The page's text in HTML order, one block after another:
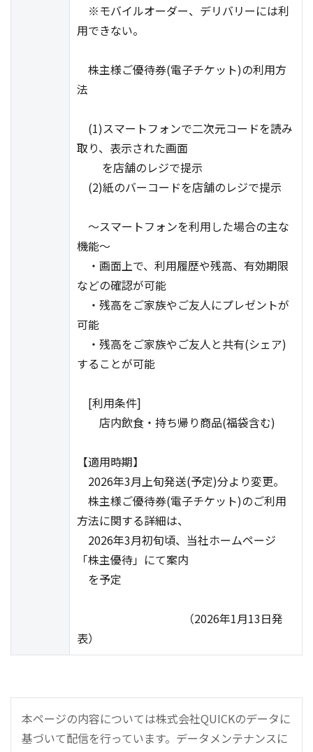
※モバイルオーダー、デリバリーには利
用できない。
株主様ご優待券(電子チケット)の利用方
法
(1)スマートフォンで二次元コードを読み
取り、表示された画面
を店舗のレジで提示
(2)紙のバーコードを店舗のレジで提示
～スマートフォンを利用した場合の主な
機能～
・画面上で、利用履歴や残高、有効期限
などの確認が可能
・残高をご家族やご友人にプレゼントが
可能
・残高をご家族やご友人と共有(シェア)
することが可能
[利用条件]
店内飲食・持ち帰り商品(福袋含む)
【適用時期】
2026年3月上旬発送(予定)分より変更。
株主様ご優待券(電子チケット)のご利用
方法に関する詳細は、
2026年3月初旬頃、当社ホームページ
「株主優待」にて案内
を予定
（2026年1月13日発
表）
本ページの内容については株式会社QUICKのデータに
基づいて配信を行っています。データメンテナンスに